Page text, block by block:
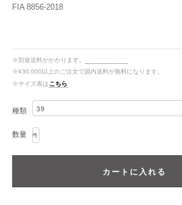
FIA 8856-2018
※別途送料がかかります。
※¥30,000以上のご注文で国内送料が無料になります。
※サイズ表は こちら
種類
数量